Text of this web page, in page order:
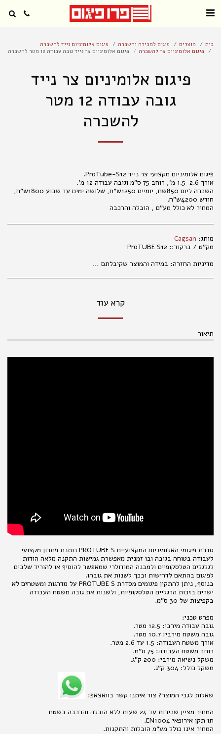
בית מוצרים פיגום למכירה והשכרה
פיגום אלומיניום נייד להשכרה
פיגום אלומיניום צר להשכרה
פיגום אלומיניום צר נייד גובה עבודה 12 מטר להשכרה
פיגום אלומיניום צר נייד
גובה עבודה 12 מטר
להשכרה
השכרה ליום 850שח, יומיים 1250ש"ח, שלושה ימים עד שבוע 1800ש"ח,
המחיר לא כולל מע"ם , הובלה והרכבה
מותג: Cagsan
מק"ט / ברקוד:: ProTUBE S12
מדיניות החזרה: במידה והמוצר שקיבלתם אינו עונה על ציפיותיכם, פנו למחלקת קשרי לקוחות מרגע קבלת המשלוח (עד שני ימי עבודה), בכדי שנוכל לטפל בפנייתכם בהתאם לנהלים. 035177847 החלפת מוצרים אפשרית בפנייה טלפונית או בסניפי הרשת, באריזה המקורית בלבד ובשלמותם. במידה ויתגלו שינויים במחירי המוצרים, המחיר הקובע הוא המחיר המופיע בחנויות ובמרכז ההזמנות. המחיר הקטלוגי הנו למכירה בחנויות . במכירה מרחוק, יתווסף מחיר שילוח, כמפורט באתר האינטרנט. אין החזרות של נעליים . החלפת והחזרת מוצרים , , אפשרית באריזתם המקורית בלבד ובשלמותם תוך 14 ימים מיום הקניה. ברחוב מגן אברהם 3 תל אביב.
קרא עוד
תיאור
סדרת פיגומי האלומיניום המקצועיים PROTUBE S נותנת פתרון מקצועי
לעבודה בטוחה בגובה ובו זמנית מאפשרת גמישות התקנה מלאה הודות
לגלגלים הטלסקופיים ולמבנה המודולרי שמאפשר להוסיף או להוריד שלבים
לפיגום בהתאם לדרישות ובכך לשנות את גובהו.
בנוסף, ניתן להתקין פיגומים מסדרת PROTUBE S על מדרגות ומשטחים לא
ישרים בזכות הרגליים הטלסקופיות, ולשנות את גובה משטח העבודה
בקפיצות של 30 ס"מ.
מפרט טכני:
גובה עבודה מירבי: 12.5 מטר.
גובה משטח מירבי: 10.7 מטר.
אורך משטח העבודה: 1.5 עד 2.6 מטר.
רוחב משטח העבודה: 75 ס"מ.
משקל נשיאה מירבי: 200 ק"ג.
משקל כולל: 304 ק"ג.
שאלות לגבי המוצר? צור איתנו קשר בוואצאפ:
המחיר מציין שכירות עד 24 שעות ללא הובלה והרכבה בשטח
תו תקן אירופאי EN1004.
המחיר אינו כולל מע"מ הובלות והתקנות.